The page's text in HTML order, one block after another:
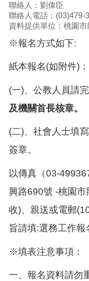
訊
息
公
告
活
民
資
訊
機
關
通
錄
相
關
資
首
聯絡人：劉偉臣
聯絡人電話：(03)479-
資料提供單位：桃園
※報名方式如下:
紙本報名(如附件) ：
(一)、公教人員請
及機關首長核章。
(二)、社會人士填
簽章。
以傳真（03-
興路690號 -桃園市
收)、親送或電郵
旨請填:選務工作報
※填表注意事項：
一、報名資料請勿